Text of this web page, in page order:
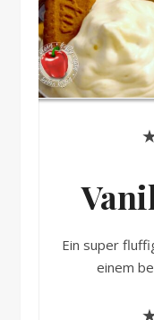
Ein super
einem